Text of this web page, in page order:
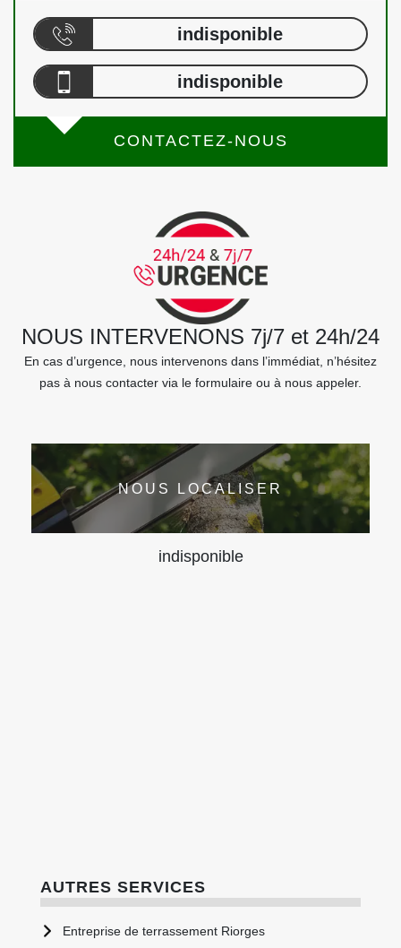
indisponible
indisponible
CONTACTEZ-NOUS
NOUS INTERVENONS 7j/7 et 24h/24
En cas d’urgence, nous intervenons dans l’immédiat, n’hésitez
pas à nous contacter via le formulaire ou à nous appeler.
NOUS LOCALISER
indisponible
AUTRES SERVICES
Entreprise de terrassement Riorges